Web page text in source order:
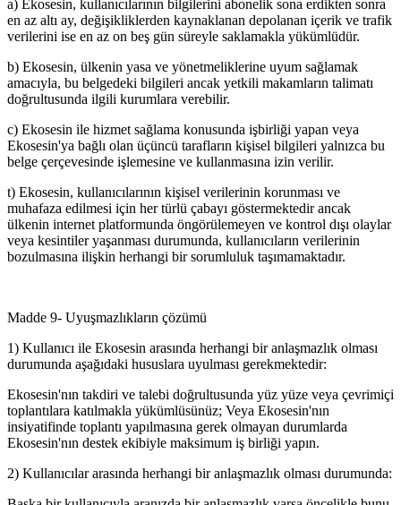
a) Ekosesin, kullanıcılarının bilgilerini abonelik sona erdikten sonra
en az altı ay, değişikliklerden kaynaklanan depolanan içerik ve trafik
verilerini ise en az on beş gün süreyle saklamakla yükümlüdür.
b) Ekosesin, ülkenin yasa ve yönetmeliklerine uyum sağlamak
amacıyla, bu belgedeki bilgileri ancak yetkili makamların talimatı
doğrultusunda ilgili kurumlara verebilir.
c) Ekosesin ile hizmet sağlama konusunda işbirliği yapan veya
Ekosesin'ya bağlı olan üçüncü tarafların kişisel bilgileri yalnızca bu
belge çerçevesinde işlemesine ve kullanmasına izin verilir.
t) Ekosesin, kullanıcılarının kişisel verilerinin korunması ve
muhafaza edilmesi için her türlü çabayı göstermektedir ancak
ülkenin internet platformunda öngörülemeyen ve kontrol dışı olaylar
veya kesintiler yaşanması durumunda, kullanıcıların verilerinin
bozulmasına ilişkin herhangi bir sorumluluk taşımamaktadır.
Madde 9- Uyuşmazlıkların çözümü
1) Kullanıcı ile Ekosesin arasında herhangi bir anlaşmazlık olması
durumunda aşağıdaki hususlara uyulması gerekmektedir:
Ekosesin'nın takdiri ve talebi doğrultusunda yüz yüze veya çevrimiçi
toplantılara katılmakla yükümlüsünüz; Veya Ekosesin'nın
insiyatifinde toplantı yapılmasına gerek olmayan durumlarda
Ekosesin'nın destek ekibiyle maksimum iş birliği yapın.
2) Kullanıcılar arasında herhangi bir anlaşmazlık olması durumunda: